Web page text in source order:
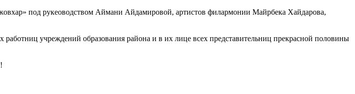
под рукеоводством Аймани Айдамировой, артистов филармонии Майрбека Хайдарова,
работниц учреждений образования района и в их лице всех представительниц прекрасной половины